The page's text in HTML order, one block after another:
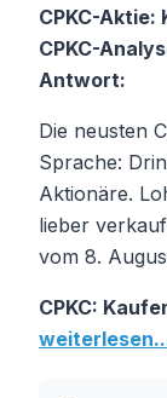
CPKC-
CPKC-
Antwort:
Die neusten
Sprache:
Aktionäre.
lieber
vom 8.
CPKC: